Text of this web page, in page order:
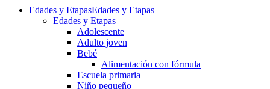
Edades y EtapasEdades y Etapas
Edades y Etapas
Adolescente
Adulto joven
Bebé
Alimentación con fórmula
Escuela primaria
Niño pequeño